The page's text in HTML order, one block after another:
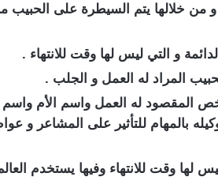
و من خلالها يتم السيطرة على الحبيب
و التي ليس لها وقت للانتهاء .
المراد له العمل و الجلب .
المقصود له العمل واسم الأم واسم
بالمهام للتأثير على المشاعر و
لها وقت للانتهاء وفيها يستخدم